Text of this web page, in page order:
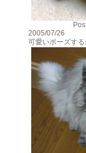
2005/07/26
可愛いポーズす